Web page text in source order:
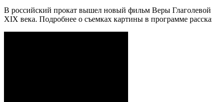
В российский прокат вышел новый фильм Веры
XIX века. Подробнее о съемках картины в программе